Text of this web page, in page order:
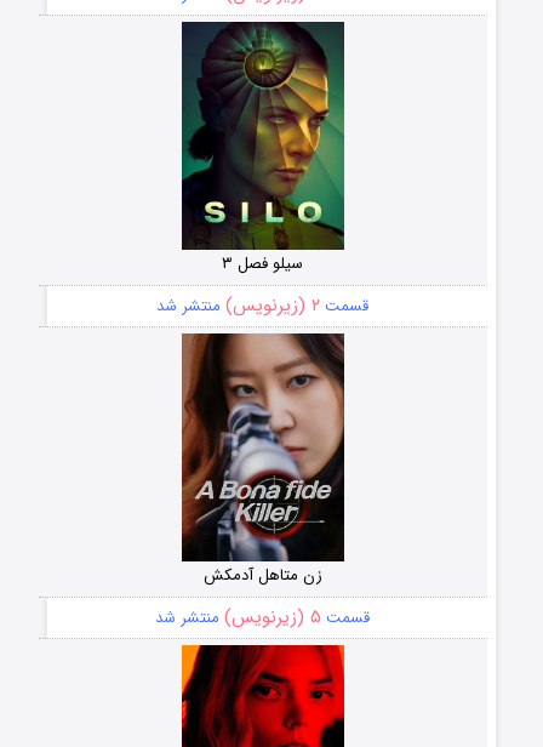
سیلو فصل ۳
قسمت ۲ (زیرنویس) منتشر شد
زن متاهل آدمکش
قسمت ۵ (زیرنویس) منتشر شد